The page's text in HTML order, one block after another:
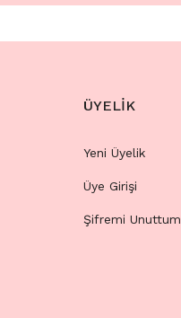
ÜYELİK
Yeni Üyelik
Üye Girişi
Şifremi Unuttum